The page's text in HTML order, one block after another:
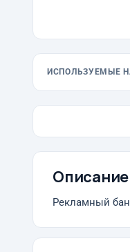
ИСПОЛЬЗУЕМЫЕ
Описание
Рекламный